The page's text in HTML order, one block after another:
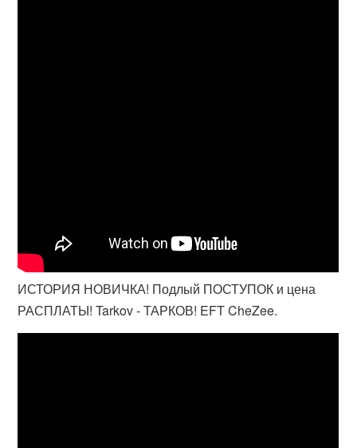
ИСТОРИЯ НОВИЧКА! Подлый ПОСТУПОК и цена
РАСПЛАТЫ! Tarkov - ТАРКОВ! EFT CheZee.